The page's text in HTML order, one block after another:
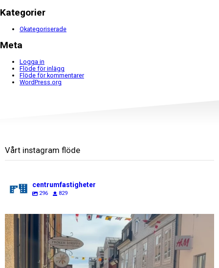
Kategorier
Okategoriserade
Meta
Logga in
Flöde för inlägg
Flöde för kommentarer
WordPress.org
Vårt instagram flöde
centrumfastigheter
296 829
centrumfastigheter
Jul 31